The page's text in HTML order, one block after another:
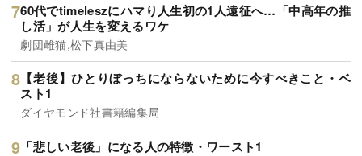
60代でtimeleszにハマり人生初の1人遠征へ…「中高年の推
し活」が人生を変えるワケ
劇団雌猫,松下真由美
【老後】ひとりぼっちにならないために今すべきこと・ベ
スト1
ダイヤモンド社書籍編集局
「悲しい老後」になる人の特徴・ワースト1